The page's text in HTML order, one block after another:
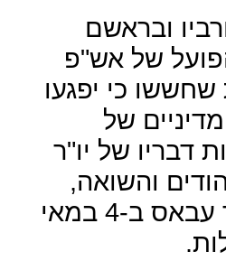
ובראשם
של אש"פ
כי יפגעו
של
דבריו של יו"ר
והשואה,
פרסם מחמוד עבאס ב-4 במאי